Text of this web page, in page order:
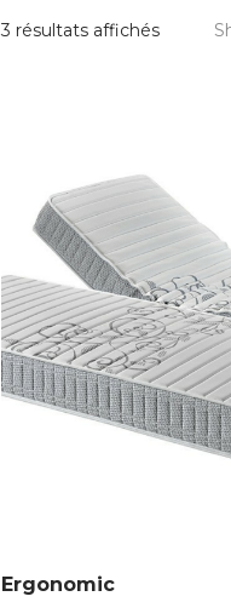
3 résultats affichésTrié
ancien
Ergonomic